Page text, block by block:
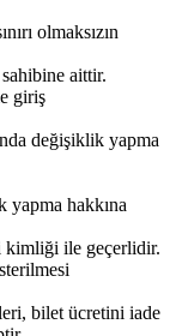
olmaksızın
aittir.
giriş
değişiklik yapma
yapma hakkına
kimliği ile geçerlidir.
bilet ücretini iade